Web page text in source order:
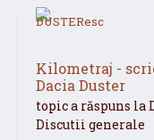
Kilometraj -
Dacia Duster
topic a răspuns la
Discutii generale